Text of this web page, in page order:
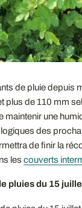
de pluie depuis
plus de 110 mm
maintenir une
des
de finir la
les couverts
pluies du 15